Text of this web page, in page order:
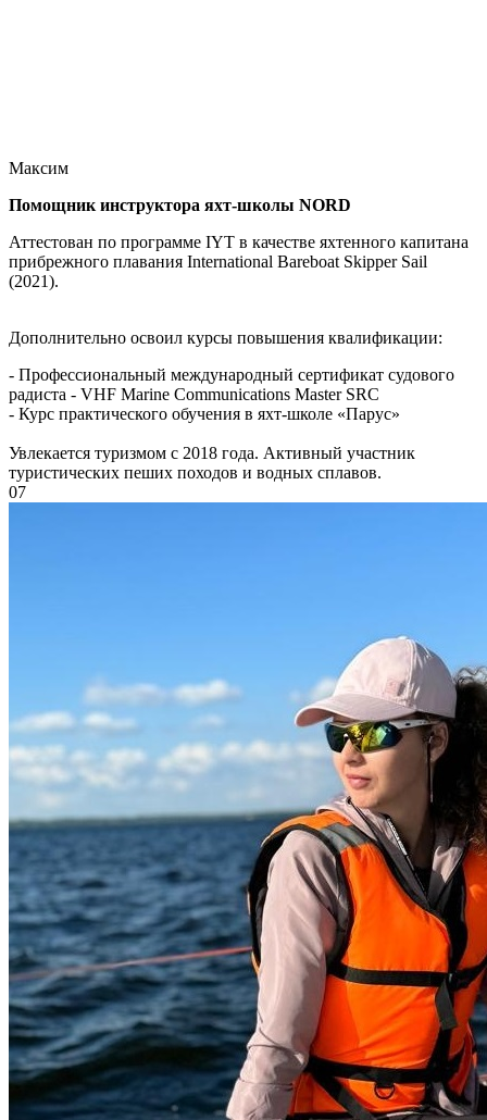
Максим
Помощник инструктора яхт-школы NORD
Аттестован по программе IYT в качестве яхтенного капитана
прибрежного плавания International Bareboat Skipper Sail
(2021).
Дополнительно освоил курсы повышения квалификации:
- Профессиональный международный сертификат судового
радиста - VHF Marine Communications Master SRC
- Курс практического обучения в яхт-школе «Парус»
Увлекается туризмом с 2018 года. Активный участник
туристических пеших походов и водных сплавов.
07